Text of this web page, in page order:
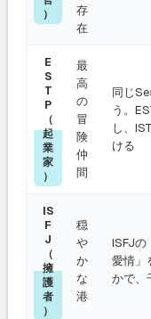
）
存
在
E
S
T
P
（
起
業
家
）
最
高
の
冒
険
仲
間
同じ
う。
し、
ける
IS
F
J
（
擁
護
者
）
穏
や
か
な
港
ISFJの
愛情」
かで、